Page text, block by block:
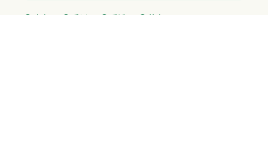
広島県 香川県 愛媛県 徳島県